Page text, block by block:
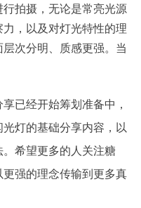
拍摄，无论是常亮光源
，以及对灯光特性的理
次分明、质感更强。当
已经开始筹划准备中，
灯的基础分享内容，以
希望更多的人关注糖
强的理念传输到更多真